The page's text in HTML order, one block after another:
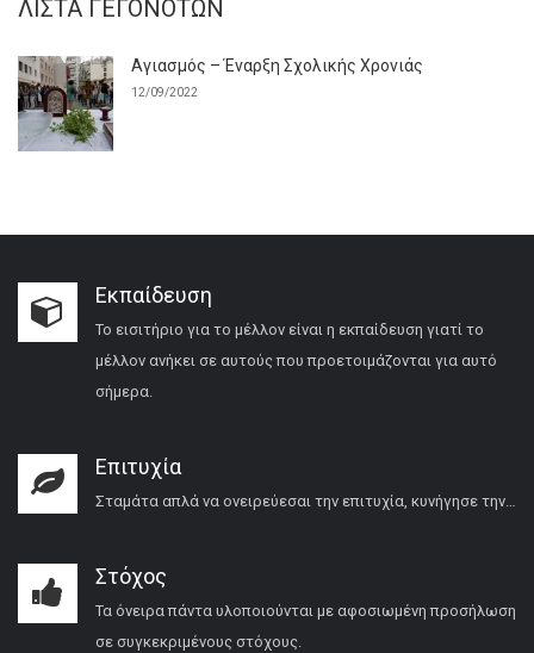
ΛΊΣΤΑ ΓΕΓΟΝΌΤΩΝ
Αγιασμός – Έναρξη Σχολικής Χρονιάς
12/09/2022
Εκπαίδευση
Το εισιτήριο για το μέλλον είναι η εκπαίδευση γιατί το
μέλλον ανήκει σε αυτούς που προετοιμάζονται για αυτό
σήμερα.
Επιτυχία
Σταμάτα απλά να ονειρεύεσαι την επιτυχία, κυνήγησε την…
Στόχος
Τα όνειρα πάντα υλοποιούνται με αφοσιωμένη προσήλωση
σε συγκεκριμένους στόχους.